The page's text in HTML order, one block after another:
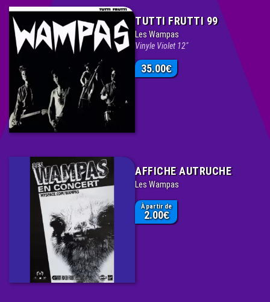
TUTTI FRUTTI 99
Les Wampas
Vinyle Violet 12"
35.00€
AFFICHE AUTRUCHE
Les Wampas
À partir de
2.00€